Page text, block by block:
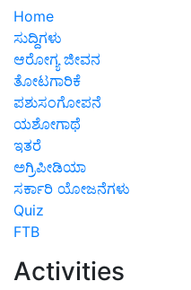
Home
ಸುದ್ದಿಗಳು
ಆರೋಗ್ಯ ಜೀವನ
ತೋಟಗಾರಿಕೆ
ಪಶುಸಂಗೋಪನೆ
ಯಶೋಗಾಥೆ
ಇತರೆ
ಅಗ್ರಿಪೀಡಿಯಾ
ಸರ್ಕಾರಿ ಯೋಜನೆಗಳು
Quiz
FTB
Activities